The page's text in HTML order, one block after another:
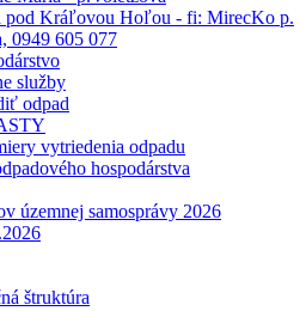
pod Kráľovou Hoľou - fi: MirecKo p.
0949 605 077
služby
odpad
vytriedenia odpadu
hospodárstva
územnej samosprávy 2026
štruktúra